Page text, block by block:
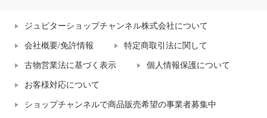
ジュピターショップチャンネル株式会社について
会社概要/免許情報 特定商取引法に関して
古物営業法に基づく表示 個人情報保護について
お客様対応について
ショップチャンネルで商品販売希望の事業者募集中